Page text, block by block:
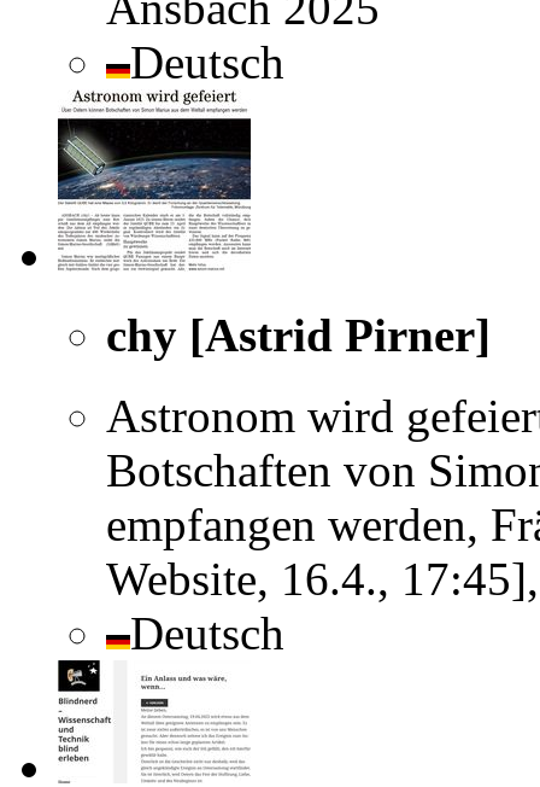
Deutsch
chy [Astrid Pirner]
Astronom wird
Botschaften von
empfangen werden,
Website, 16.4.,
Deutsch